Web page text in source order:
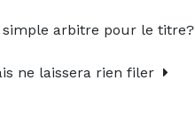
simple arbitre pour le titre?
ne laissera rien filer